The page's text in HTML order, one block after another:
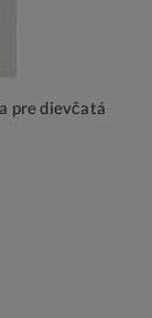
pre dievčatá